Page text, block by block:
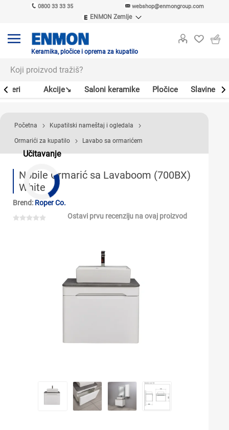
0800 33 33 35 webshop@enmongroup.com
ENMON Zemlje
ENMON MKD
Keramika, pločice i oprema za kupatilo
Akcije↘ Saloni keramike Pločice Slavine
Učitavanje
Početna Kupatilski nameštaj i ogledala
Ormarići za kupatilo Lavabo sa ormarićem
Nobile Ormarić sa Lavaboom (700BX)
White
Brend: Roper Co.
Ostavi prvu recenziju na ovaj proizvod